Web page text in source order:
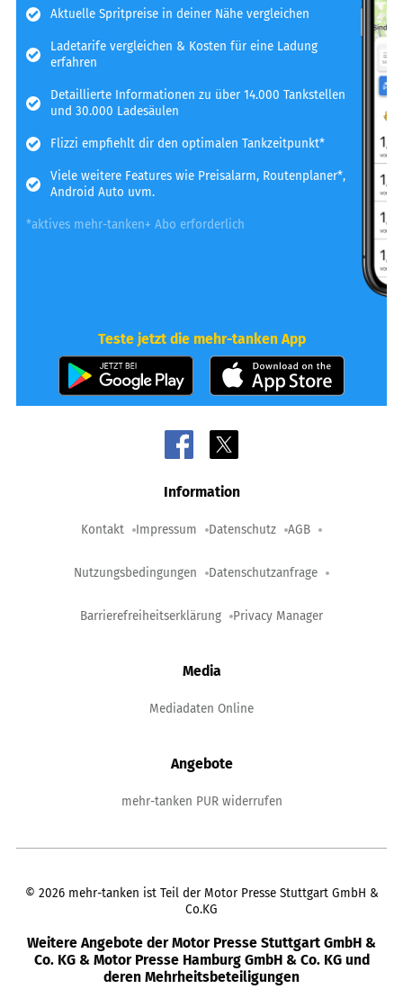
Aktuelle Spritpreise in deiner Nähe vergleichen
Ladetarife vergleichen & Kosten für eine Ladung
erfahren
Detaillierte Informationen zu über 14.000 Tankstellen
und 30.000 Ladesäulen
Flizzi empfiehlt dir den optimalen Tankzeitpunkt*
Viele weitere Features wie Preisalarm, Routenplaner*,
Android Auto uvm.
*aktives mehr-tanken+ Abo erforderlich
Teste jetzt die mehr-tanken App
Information
Kontakt Impressum Datenschutz AGB
Nutzungsbedingungen Datenschutzanfrage
Barrierefreiheitserklärung Privacy Manager
Media
Mediadaten Online
Angebote
mehr-tanken PUR widerrufen
© 2026 mehr-tanken ist Teil der Motor Presse Stuttgart GmbH &
Co.KG
Weitere Angebote der Motor Presse Stuttgart GmbH &
Co. KG & Motor Presse Hamburg GmbH & Co. KG und
deren Mehrheitsbeteiligungen